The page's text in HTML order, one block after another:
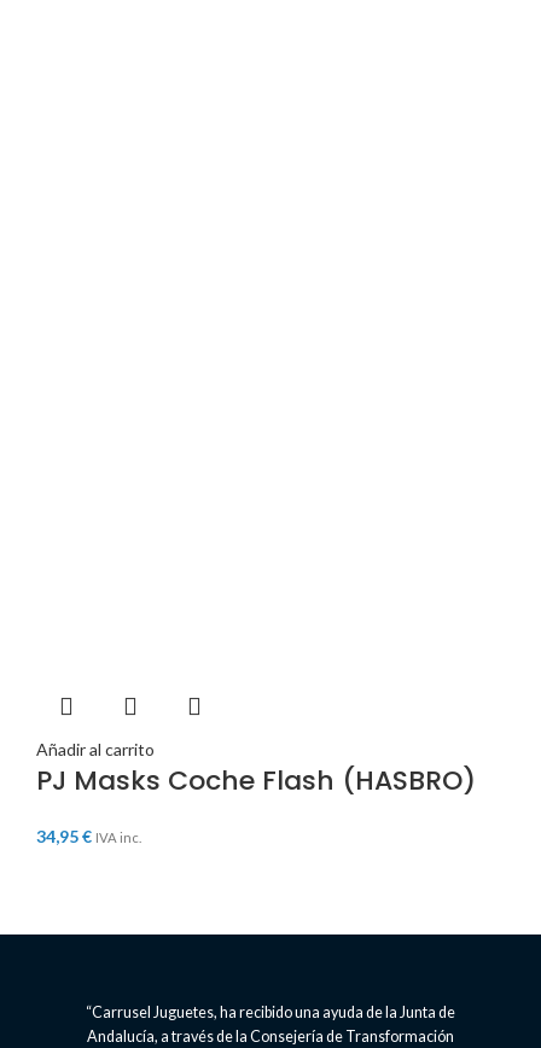
Añadir al carrito
PJ Masks Coche Flash (HASBRO)
34,95€ IVA inc.
“Carrusel Juguetes, ha recibido una ayuda de la Junta de
Andalucía, a través de la Consejería de Transformación